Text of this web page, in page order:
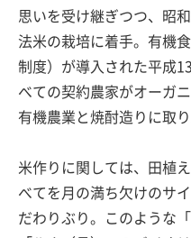
思いを受け継ぎつつ、昭
法米の栽培に着手。有機
制度）が導入された平成
べての契約農家がオーガ
有機農業と焼酎造りに取
米作りに関しては、田植
べてを月の満ち欠けのサ
だわりぶり。このような